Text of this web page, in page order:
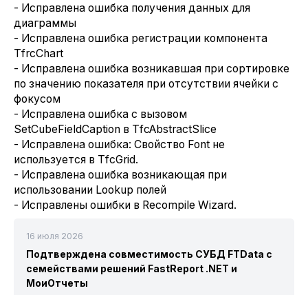
- Исправлена ошибка получения данных для
диаграммы
- Исправлена ошибка регистрации компонента
TfrcChart
- Исправлена ошибка возникавшая при сортировке
по значению показателя при отсутствии ячейки с
фокусом
- Исправлена ошибка с вызовом
SetCubeFieldCaption в TfcAbstractSlice
- Исправлена ошибка: Свойство Font не
используется в TfcGrid.
- Исправлена ошибка возникающая при
использовании Lookup полей
- Исправлены ошибки в Recompile Wizard.
16 июля 2026
Подтверждена совместимость СУБД FTData с
семействами решений FastReport .NET и
МоиОтчеты